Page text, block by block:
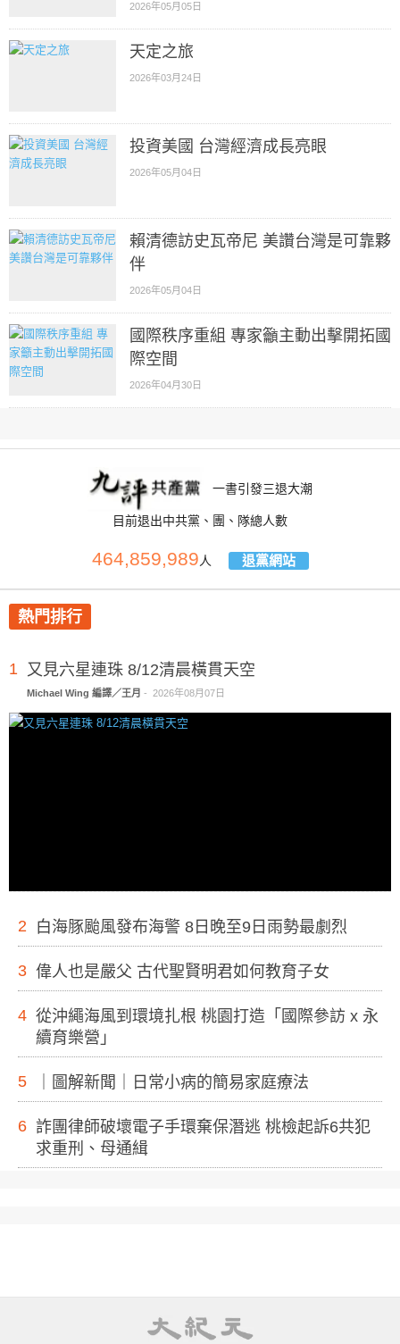
2026年05月05日
天定之旅
2026年03月24日
投資美國 台灣經濟成長亮眼
2026年05月04日
賴清德訪史瓦帝尼 美讚台灣是可靠夥
伴
2026年05月04日
國際秩序重組 專家籲主動出擊開拓國
際空間
2026年04月30日
一書引發三退大潮
目前退出中共黨、團、隊總人數
464,859,989人 退黨網站
熱門排行
1 又見六星連珠 8/12清晨橫貫天空
Michael Wing 編譯／王月 - 2026年08月07日
2 白海豚颱風發布海警 8日晚至9日雨勢最劇烈
3 偉人也是嚴父 古代聖賢明君如何教育子女
4 從沖繩海風到環境扎根 桃園打造「國際參訪 x 永
續育樂營」
5 ｜圖解新聞｜日常小病的簡易家庭療法
6 詐團律師破壞電子手環棄保潛逃 桃檢起訴6共犯
求重刑、母通緝